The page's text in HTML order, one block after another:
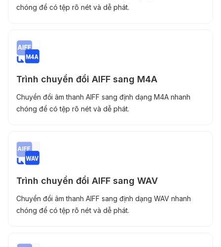
chóng để có tệp rõ nét và dễ phát.
Trình chuyển đổi AIFF sang M4A
Chuyển đổi âm thanh AIFF sang định dạng M4A nhanh
chóng để có tệp rõ nét và dễ phát.
Trình chuyển đổi AIFF sang WAV
Chuyển đổi âm thanh AIFF sang định dạng WAV nhanh
chóng để có tệp rõ nét và dễ phát.